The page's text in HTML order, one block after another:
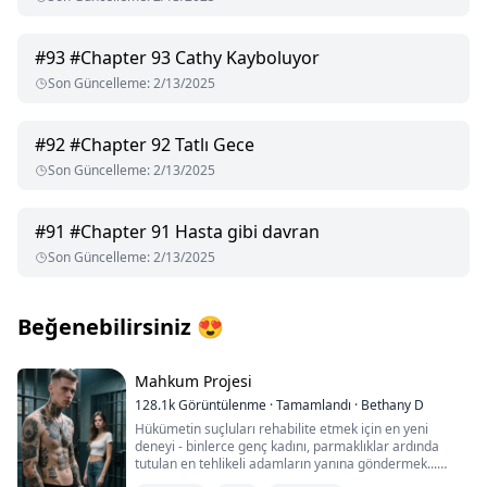
#93#Chapter 93 Cathy Kayboluyor
Son Güncelleme:2/13/2025
#92#Chapter 92 Tatlı Gece
Son Güncelleme:2/13/2025
#91 #Chapter 91 Hasta gibi davran
Son Güncelleme:2/13/2025
Beğenebilirsiniz 😍
Mahkum Projesi
128.1kGörüntülenme ·Tamamlandı · Bethany D
Hükümetin suçluları rehabilite etmek için en yeni
deneyi - binlerce genç kadını, parmaklıklar ardında
tutulan en tehlikeli adamların yanına göndermek...